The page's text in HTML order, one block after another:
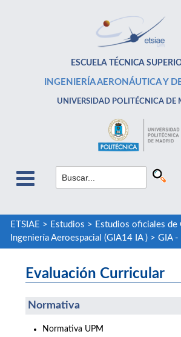
ESCUELA TÉCNICA
INGENIERÍA AERONÁUTICA Y
UNIVERSIDAD POLITÉCNICA DE
ETSIAE > Estudios > Estudios oficiales de
Ingeniería Aeroespacial (GIA14 IA )> GIA -
Evaluación Curricular
Normativa
Normativa UPM